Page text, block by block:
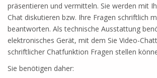
präsentieren und vermitteln. Sie werden mit
Chat diskutieren bzw. Ihre Fragen schriftlich
beantworten. Als technische Ausstattung
elektronisches Gerät, mit dem Sie Video-
schriftlicher Chatfunktion Fragen stellen
Sie benötigen daher: